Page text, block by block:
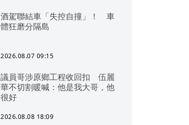
酒駕聯結車「失控自撞」！ 車
體狂磨分隔島
2026.08.07 09:15
議員哥涉原鄉工程收回扣 伍麗
華不切割暖喊：他是我大哥，他
很好
2026.08.08 18:09